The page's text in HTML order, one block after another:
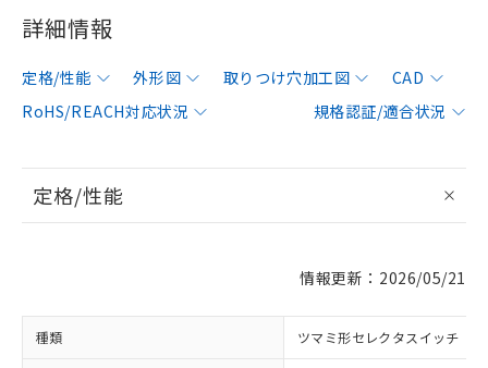
詳細情報
定格/性能 外形図 取りつけ穴加工図
CAD
RoHS/REACH対応状況
規格認証/適合状況
定格/性能
情報更新：2026/05/21
種類 ツマミ形セレクタスイッチ